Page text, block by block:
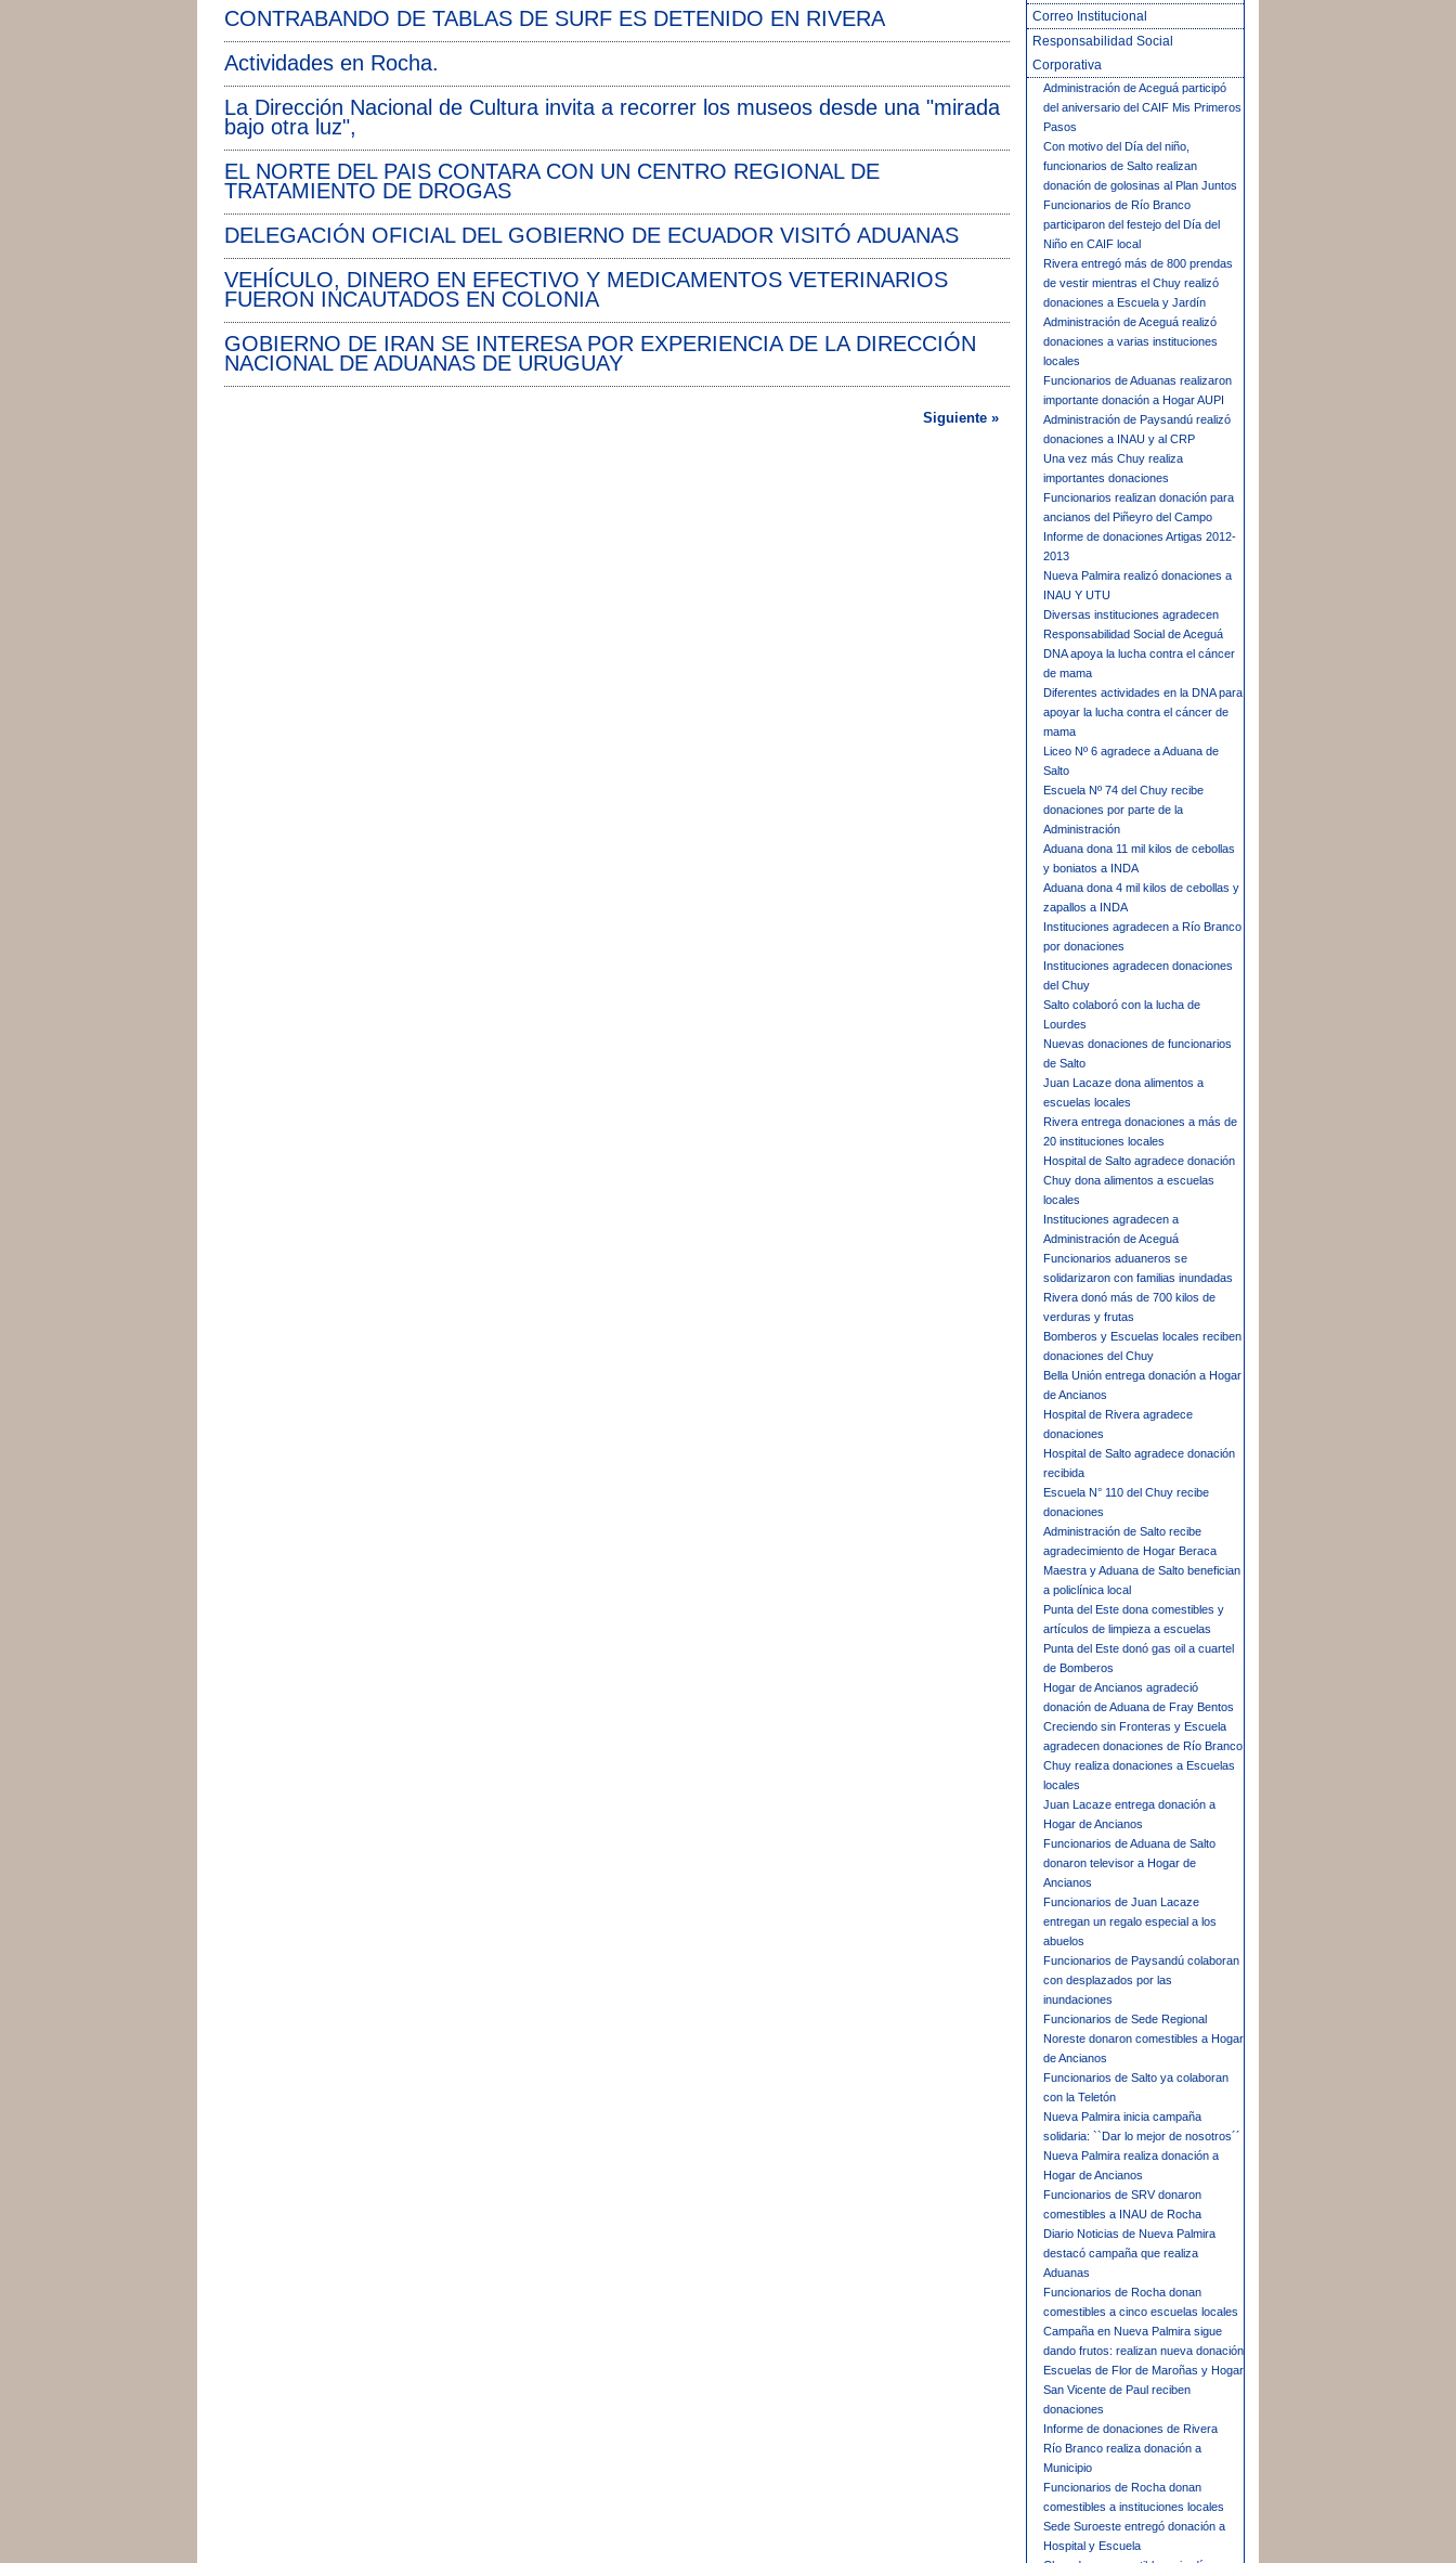
CONTRABANDO DE TABLAS DE SURF ES DETENIDO EN RIVERA
Actividades en Rocha.
La Dirección Nacional de Cultura invita a recorrer los museos desde una "mirada
bajo otra luz",
EL NORTE DEL PAIS CONTARA CON UN CENTRO REGIONAL DE
TRATAMIENTO DE DROGAS
DELEGACIÓN OFICIAL DEL GOBIERNO DE ECUADOR VISITÓ ADUANAS
VEHÍCULO, DINERO EN EFECTIVO Y MEDICAMENTOS VETERINARIOS
FUERON INCAUTADOS EN COLONIA
GOBIERNO DE IRAN SE INTERESA POR EXPERIENCIA DE LA DIRECCIÓN
NACIONAL DE ADUANAS DE URUGUAY
Siguiente »
Correo Institucional
Responsabilidad Social
Corporativa
Administración de Aceguá participó
del aniversario del CAIF Mis Primeros
Pasos
Con motivo del Día del niño,
funcionarios de Salto realizan
donación de golosinas al Plan Juntos
Funcionarios de Río Branco
participaron del festejo del Día del
Niño en CAIF local
Rivera entregó más de 800 prendas
de vestir mientras el Chuy realizó
donaciones a Escuela y Jardín
Administración de Aceguá realizó
donaciones a varias instituciones
locales
Funcionarios de Aduanas realizaron
importante donación a Hogar AUPI
Administración de Paysandú realizó
donaciones a INAU y al CRP
Una vez más Chuy realiza
importantes donaciones
Funcionarios realizan donación para
ancianos del Piñeyro del Campo
Informe de donaciones Artigas 2012-
2013
Nueva Palmira realizó donaciones a
INAU Y UTU
Diversas instituciones agradecen
Responsabilidad Social de Aceguá
DNA apoya la lucha contra el cáncer
de mama
Diferentes actividades en la DNA para
apoyar la lucha contra el cáncer de
mama
Liceo Nº 6 agradece a Aduana de
Salto
Escuela Nº 74 del Chuy recibe
donaciones por parte de la
Administración
Aduana dona 11 mil kilos de cebollas
y boniatos a INDA
Aduana dona 4 mil kilos de cebollas y
zapallos a INDA
Instituciones agradecen a Río Branco
por donaciones
Instituciones agradecen donaciones
del Chuy
Salto colaboró con la lucha de
Lourdes
Nuevas donaciones de funcionarios
de Salto
Juan Lacaze dona alimentos a
escuelas locales
Rivera entrega donaciones a más de
20 instituciones locales
Hospital de Salto agradece donación
Chuy dona alimentos a escuelas
locales
Instituciones agradecen a
Administración de Aceguá
Funcionarios aduaneros se
solidarizaron con familias inundadas
Rivera donó más de 700 kilos de
verduras y frutas
Bomberos y Escuelas locales reciben
donaciones del Chuy
Bella Unión entrega donación a Hogar
de Ancianos
Hospital de Rivera agradece
donaciones
Hospital de Salto agradece donación
recibida
Escuela N° 110 del Chuy recibe
donaciones
Administración de Salto recibe
agradecimiento de Hogar Beraca
Maestra y Aduana de Salto benefician
a policlínica local
Punta del Este dona comestibles y
artículos de limpieza a escuelas
Punta del Este donó gas oil a cuartel
de Bomberos
Hogar de Ancianos agradeció
donación de Aduana de Fray Bentos
Creciendo sin Fronteras y Escuela
agradecen donaciones de Río Branco
Chuy realiza donaciones a Escuelas
locales
Juan Lacaze entrega donación a
Hogar de Ancianos
Funcionarios de Aduana de Salto
donaron televisor a Hogar de
Ancianos
Funcionarios de Juan Lacaze
entregan un regalo especial a los
abuelos
Funcionarios de Paysandú colaboran
con desplazados por las
inundaciones
Funcionarios de Sede Regional
Noreste donaron comestibles a Hogar
de Ancianos
Funcionarios de Salto ya colaboran
con la Teletón
Nueva Palmira inicia campaña
solidaria: ``Dar lo mejor de nosotros´´
Nueva Palmira realiza donación a
Hogar de Ancianos
Funcionarios de SRV donaron
comestibles a INAU de Rocha
Diario Noticias de Nueva Palmira
destacó campaña que realiza
Aduanas
Funcionarios de Rocha donan
comestibles a cinco escuelas locales
Campaña en Nueva Palmira sigue
dando frutos: realizan nueva donación
Escuelas de Flor de Maroñas y Hogar
San Vicente de Paul reciben
donaciones
Informe de donaciones de Rivera
Río Branco realiza donación a
Municipio
Funcionarios de Rocha donan
comestibles a instituciones locales
Sede Suroeste entregó donación a
Hospital y Escuela